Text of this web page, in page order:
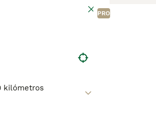
gracias a su
PRO